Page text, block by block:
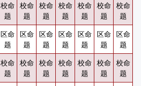
校命
题
校命
题
校命
题
校命
题
校命
题
校命
题
校命
题
区命
题
区命
题
区命
题
区命
题
区命
题
区命
题
区命
题
校命
题
校命
题
校命
题
校命
题
校命
题
校命
题
校命
题